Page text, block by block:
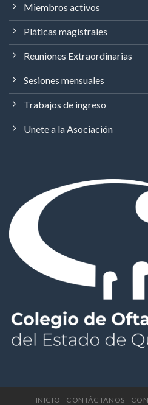
Miembros activos
Pláticas magistrales
Reuniones Extraordinarias
Sesiones mensuales
Trabajos de ingreso
Unete a la Asociación
INICIO CONTÁCTANOS